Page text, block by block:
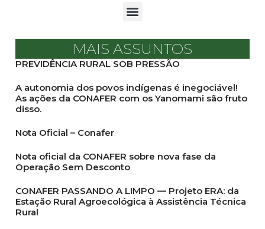
MAIS ASSUNTOS
PREVIDÊNCIA RURAL SOB PRESSÃO
A autonomia dos povos indígenas é inegociável!
As ações da CONAFER com os Yanomami são fruto
disso.
Nota Oficial – Conafer
Nota oficial da CONAFER sobre nova fase da
Operação Sem Desconto
CONAFER PASSANDO A LIMPO — Projeto ERA: da
Estação Rural Agroecológica à Assistência Técnica
Rural